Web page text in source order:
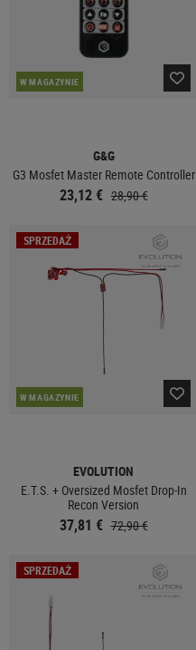
W MAGAZYNIE
G&G
G3 Mosfet Master Remote Controller
23,12 € 28,90 €
SPRZEDAŻ
W MAGAZYNIE
EVOLUTION
E.T.S. + Oversized Mosfet Drop-In
Recon Version
37,81 € 72,90 €
SPRZEDAŻ